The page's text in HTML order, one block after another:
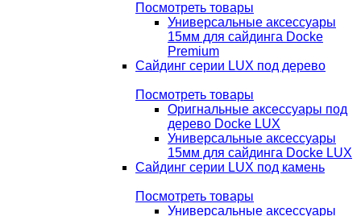
Посмотреть товары
Универсальные аксессуары
15мм для сайдинга Docke
Premium
Сайдинг серии LUX под дерево
Посмотреть товары
Оригнальные аксессуары под
дерево Docke LUX
Универсальные аксессуары
15мм для сайдинга Docke LUX
Сайдинг серии LUX под камень
Посмотреть товары
Универсальные аксессуары